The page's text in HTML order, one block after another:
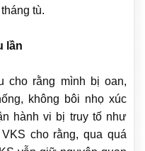
tù.
lần
cho rằng mình bị oan,
không bôi nhọ xúc
hành vi bị truy tố như
cho rằng, qua quá